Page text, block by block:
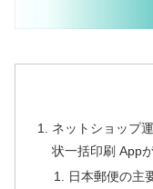
ネットショップ
状一括印刷 App
日本郵便の主